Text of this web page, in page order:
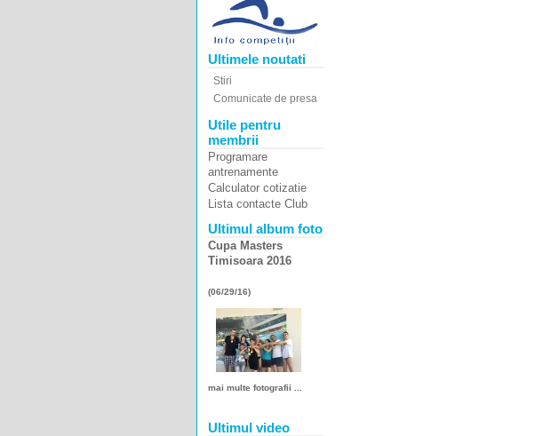
Ultimele noutati
Stiri
Comunicate de presa
Utile pentru
membrii
Programare
antrenamente
Calculator cotizatie
Lista contacte Club
Ultimul album foto
Cupa Masters
Timisoara 2016
(06/29/16)
mai multe fotografii ...
Ultimul video